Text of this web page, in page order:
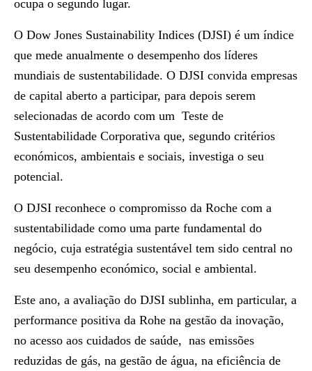
ocupa o segundo lugar.
O Dow Jones Sustainability Indices (DJSI) é um índice
que mede anualmente o desempenho dos líderes
mundiais de sustentabilidade. O DJSI convida empresas
de capital aberto a participar, para depois serem
selecionadas de acordo com um Teste de
Sustentabilidade Corporativa que, segundo critérios
económicos, ambientais e sociais, investiga o seu
potencial.
O DJSI reconhece o compromisso da Roche com a
sustentabilidade como uma parte fundamental do
negócio, cuja estratégia sustentável tem sido central no
seu desempenho económico, social e ambiental.
Este ano, a avaliação do DJSI sublinha, em particular, a
performance positiva da Rohe na gestão da inovação,
no acesso aos cuidados de saúde, nas emissões
reduzidas de gás, na gestão de água, na eficiência de